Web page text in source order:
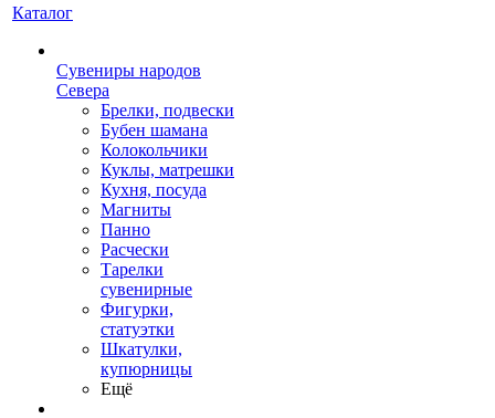
Каталог
Сувениры народов
Севера
Брелки, подвески
Бубен шамана
Колокольчики
Куклы, матрешки
Кухня, посуда
Магниты
Панно
Расчески
Тарелки
сувенирные
Фигурки,
статуэтки
Шкатулки,
купюрницы
Ещё